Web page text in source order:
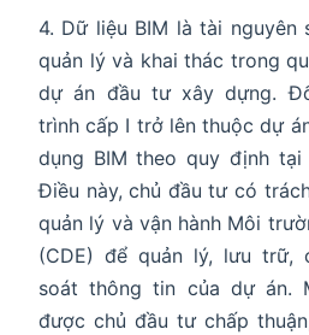
4. Dữ liệu BIM là tài
quản lý và khai thác trong
dự án đầu tư xây dựng.
trình cấp I trở lên thuộc dự
dụng BIM theo quy định tại
Điều này, chủ đầu tư có
quản lý và vận hành Môi
(CDE) để quản lý, lưu trữ,
soát thông tin của dự án.
được chủ đầu tư chấp